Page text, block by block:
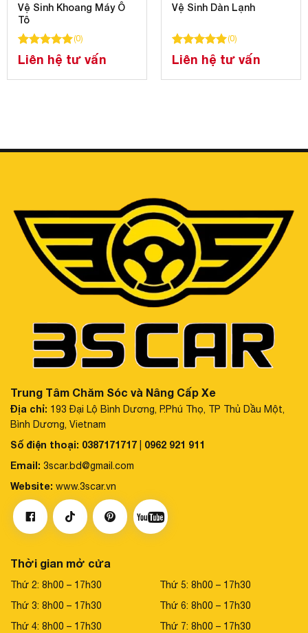
Vệ Sinh Khoang Máy Ô
Tô
100trên 5 dựa trên
100
(0)
Liên hệ tư vấn
Vệ Sinh Dàn Lạnh
100trên 5 dựa trên
100
(0)
Liên hệ tư vấn
Trung Tâm Chăm Sóc và Nâng Cấp Xe
Địa chỉ: 193 Đại Lộ Bình Dương, P.Phú Thọ, TP Thủ Dầu Một,
Bình Dương, Vietnam
Số điện thoại: 0387171717
0962 921 911
Email: 3scar.bd@gmail.com
Website: www.3scar.vn
Thời gian mở cửa
Thứ 2: 8h00 – 17h30
Thứ 3: 8h00 – 17h30
Thứ 4: 8h00 – 17h30
Thứ 5: 8h00 – 17h30
Thứ 6: 8h00 – 17h30
Thứ 7: 8h00 – 17h30